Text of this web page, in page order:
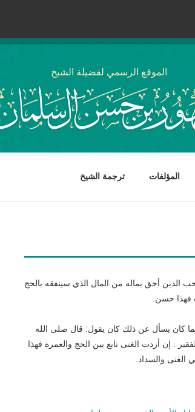
الموقع الرسمي لفضيلة الشيخ
المؤلفات ترجمة الشيخ
الدين أحق بماله من المال الذي سينفقه بالحج
فهذا حسن.
كان يسأل عن ذلك كان يقول: قال صلى الله
: إن أردت الغنى تابع بين الحج والعمرة فهذا
الغنى والسداد.